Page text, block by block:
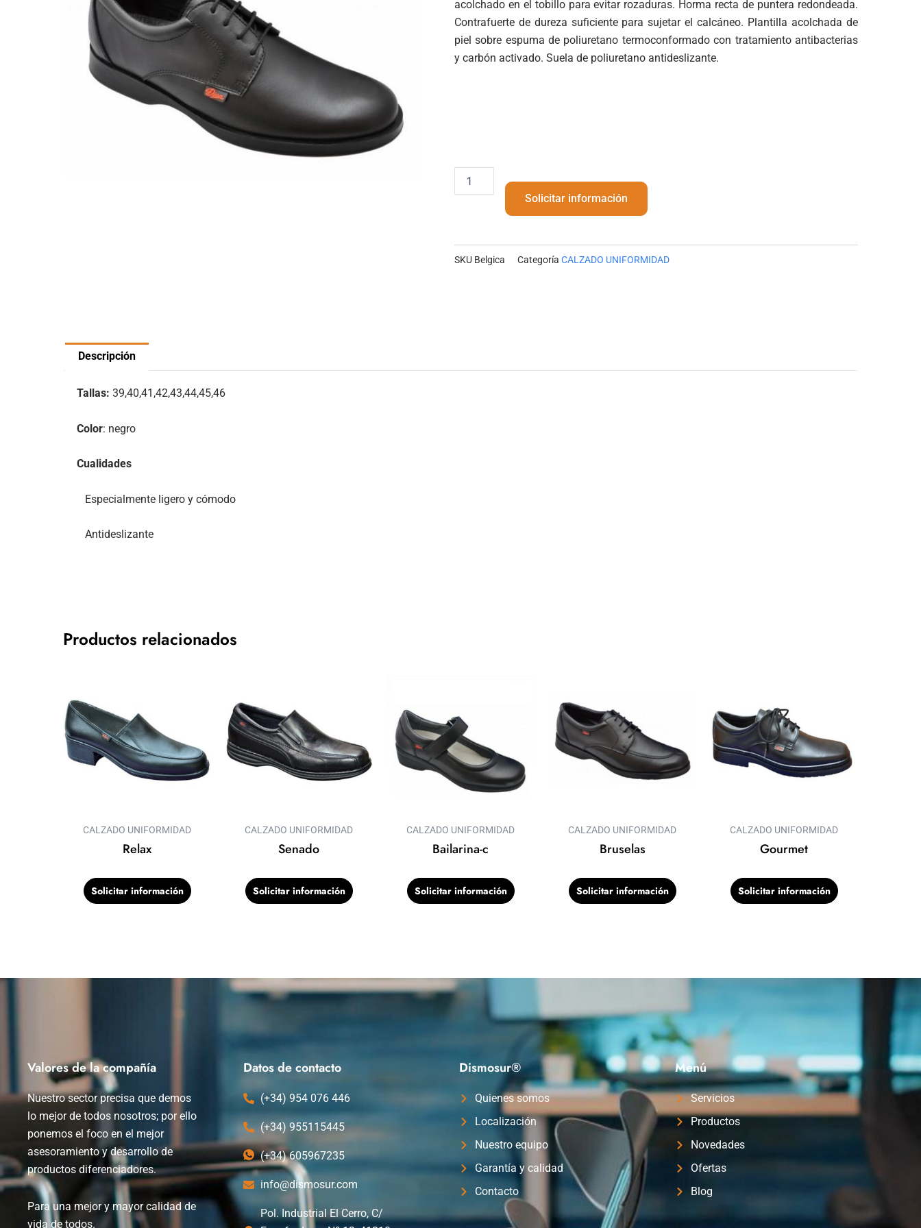
acolchado en el tobillo para evitar rozaduras. Horma recta de puntera redondeada.
Contrafuerte de dureza suficiente para sujetar el calcáneo. Plantilla acolchada de
piel sobre espuma de poliuretano termoconformado con tratamiento antibacterias
y carbón activado. Suela de poliuretano antideslizante.
cantidad
Solicitar información
SKU Belgica Categoría CALZADO UNIFORMIDAD
Descripción
Tallas: 39,40,41,42,43,44,45,46
Color: negro
Cualidades
Especialmente ligero y cómodo
Antideslizante
Productos relacionados
CALZADO UNIFORMIDAD
Relax
Solicitar información
CALZADO UNIFORMIDAD
Senado
Solicitar información
CALZADO UNIFORMIDAD
Bailarina-c
Solicitar información
CALZADO UNIFORMIDAD
Bruselas
Solicitar información
CALZADO UNIFORMIDAD
Gourmet
Solicitar información
Valores de la compañía
Nuestro sector precisa que demos
lo mejor de todos nosotros; por ello
ponemos el foco en el mejor
asesoramiento y desarrollo de
productos diferenciadores.
Para una mejor y mayor calidad de
vida de todos.
Datos de contacto
(+34) 954 076 446
(+34) 955115445
(+34) 605967235
info@dismosur.com
Pol. Industrial El Cerro, C/
Dismosur®
Quienes somos
Localización
Nuestro equipo
Garantía y calidad
Contacto
Menú
Servicios
Productos
Novedades
Ofertas
Blog